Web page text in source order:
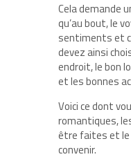
Cela demande
qu’au bout, le
sentiments et
devez ainsi
endroit, le bon
et les bonnes
Voici ce dont
romantiques,
être faites et le
convenir.